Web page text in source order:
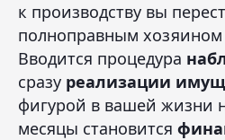
к производству вы
полноправным
Вводится процедура
сразу реализации
фигурой в вашей жизни
месяцы становится